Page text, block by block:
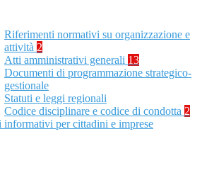
Riferimenti normativi su organizzazione e
attività 2
Atti amministrativi generali 13
Documenti di programmazione strategico-
gestionale
Statuti e leggi regionali
Codice disciplinare e codice di condotta 2
informativi per cittadini e imprese